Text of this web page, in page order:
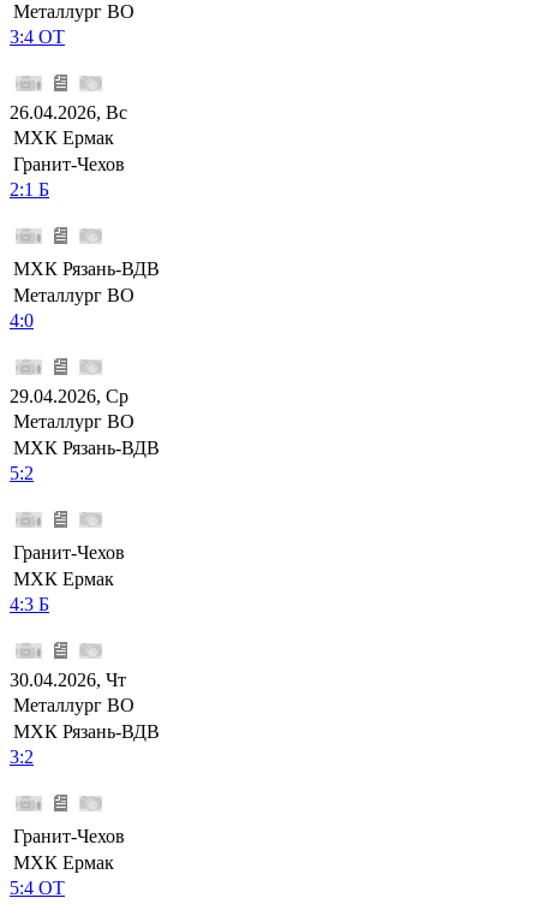
Металлург ВО
3:4 ОТ
26.04.2026, Вс
МХК Ермак
Гранит-Чехов
2:1 Б
МХК Рязань-ВДВ
Металлург ВО
4:0
29.04.2026, Ср
Металлург ВО
МХК Рязань-ВДВ
5:2
Гранит-Чехов
МХК Ермак
4:3 Б
30.04.2026, Чт
Металлург ВО
МХК Рязань-ВДВ
3:2
Гранит-Чехов
МХК Ермак
5:4 ОТ